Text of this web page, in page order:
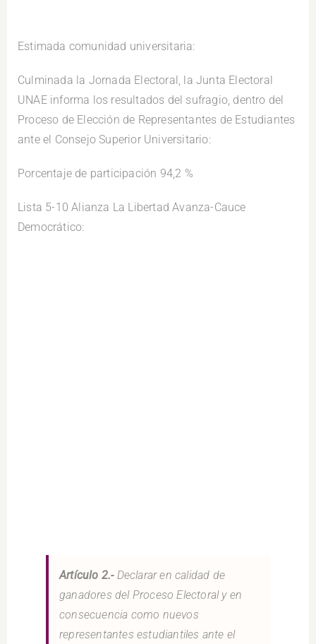
Estimada comunidad universitaria:
Culminada la Jornada Electoral, la Junta Electoral
UNAE informa los resultados del sufragio, dentro del
Proceso de Elección de Representantes de Estudiantes
ante el Consejo Superior Universitario:
Porcentaje de participación 94,2 %
Lista 5-10 Alianza La Libertad Avanza-Cauce
Democrático:
Artículo 2.-Declarar en calidad de
ganadores del Proceso Electoral y en
consecuencia como nuevos
representantes estudiantiles ante el